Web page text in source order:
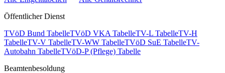
Öffentlicher Dienst
TVöD Bund TabelleTVöD VKA TabelleTV-L TabelleTV-H
TabelleTV-V TabelleTV-WW TabelleTVöD SuE TabelleTV-
Autobahn TabelleTVöD-P (Pflege) Tabelle
Beamtenbesoldung